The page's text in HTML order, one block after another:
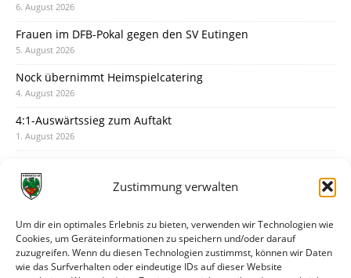
Zustimmung verwalten
Um dir ein optimales Erlebnis zu bieten, verwenden wir Technologien wie
Cookies, um Geräteinformationen zu speichern und/oder darauf
zuzugreifen. Wenn du diesen Technologien zustimmst, können wir Daten
wie das Surfverhalten oder eindeutige IDs auf dieser Website
6. August 2026
Frauen im DFB-Pokal gegen den SV Eutingen
5. August 2026
Nock übernimmt Heimspielcatering
4. August 2026
4:1-Auswärtssieg zum Auftakt
1. August 2026
31. Juli 2026
30. Juli 2026
Deine Spielminute: 89+1
28. Juli 2026